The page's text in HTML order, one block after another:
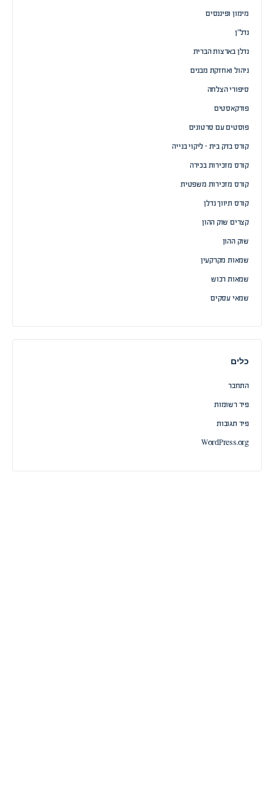
מימון ופיננסים
נדל”ן
נדלן בארצות הברית
ניהול ואחזקת מבנים
סיפורי הצלחה
פודקאסטים
פוסטים עם סרטונים
קורס בדק בית – ליקוי בנייה
קורס מזכירות בכירה
קורס מזכירות משפטית
קורס תיווך נדלן
קצרים שוק ההון
שוק ההון
שמאות מקרקעין
שמאות רכוש
שמאי עסקים
כלים
התחבר
פיד רשומות
פיד תגובות
WordPress.org